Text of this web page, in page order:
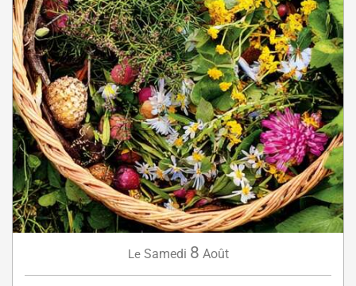
Le Samedi 8 Août